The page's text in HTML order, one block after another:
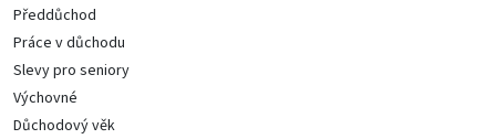
Předdůchod
Práce v důchodu
Slevy pro seniory
Výchovné
Důchodový věk